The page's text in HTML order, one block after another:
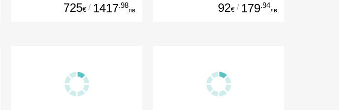
725€ / 1417.98
лв. 92€ / 179.94
лв.